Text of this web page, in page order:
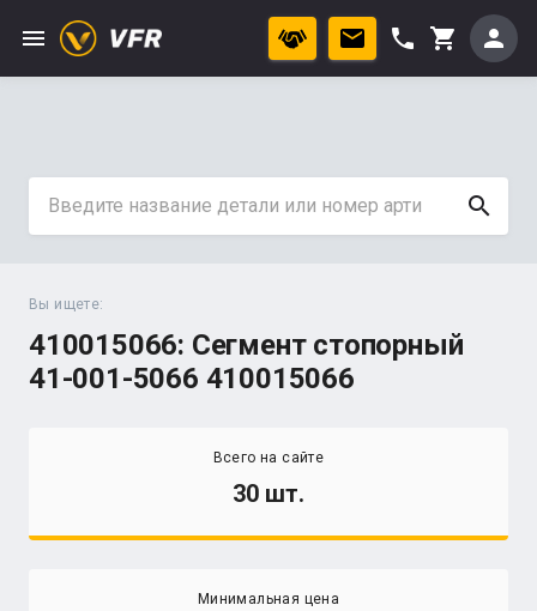
menu phone shopping_cart person
search
Вы ищете:
410015066: Сегмент стопорный
41-001-5066 410015066
Всего на сайте
30 шт.
Минимальная цена